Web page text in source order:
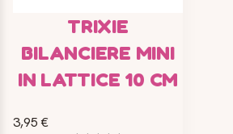
TRIXIE
BILANCIERE MINI
IN LATTICE 10 CM
3,95 €